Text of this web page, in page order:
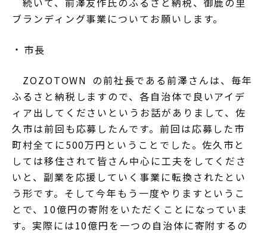
ブランディング事業についてお願いします。
市長
ZOZOTOWN の前社長である前澤さんは、毎年
ふるさと納税しますので、各自治体で良いアイデ
ィア出してくださいというお話がありまして、佐
久市は前回も応募したんです。前回は応募した市
町村全てに500万円ということでした。佐久市と
しては移住されて皆さん中心に工夫をしてくださ
いと、副業を応援していく事業に転換されたとい
う形です。そして今年もう一度やりますというこ
とで、10億円の寄附をいただくことになっていま
す。実際には10億円を一つの自治体に寄附するの